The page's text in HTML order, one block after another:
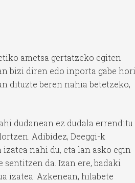
ametsa gertatzeko egiten
bizi diren edo inporta gabe hori
dituzte beren nahia betetzeko,
dudanean ez dudala errenditu
Adibidez, Deeggi-k
nahi du, eta lan asko egin
da. Izan ere, badaki
izatea. Azkenean, hilabete